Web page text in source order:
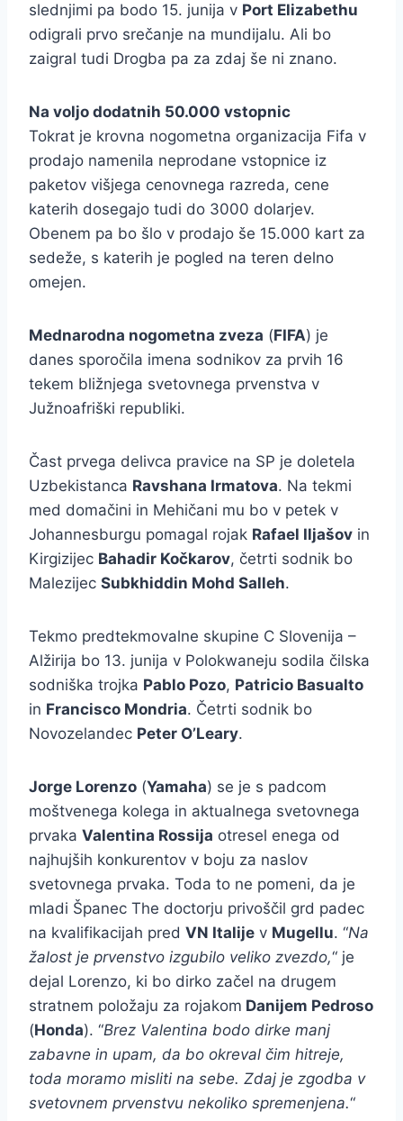
slednjimi pa bodo 15. junija v Port Elizabethu
odigrali prvo srečanje na mundijalu. Ali bo
zaigral tudi Drogba pa za zdaj še ni znano.
Na voljo dodatnih 50.000 vstopnic
Tokrat je krovna nogometna organizacija Fifa v
prodajo namenila neprodane vstopnice iz
paketov višjega cenovnega razreda, cene
katerih dosegajo tudi do 3000 dolarjev.
Obenem pa bo šlo v prodajo še 15.000 kart za
sedeže, s katerih je pogled na teren delno
omejen.
Mednarodna nogometna zveza (FIFA) je
danes sporočila imena sodnikov za prvih 16
tekem bližnjega svetovnega prvenstva v
Južnoafriški republiki.
Čast prvega delivca pravice na SP je doletela
Uzbekistanca Ravshana Irmatova. Na tekmi
med domačini in Mehičani mu bo v petek v
Johannesburgu pomagal rojak Rafael Iljašov in
Kirgizijec Bahadir Kočkarov, četrti sodnik bo
Malezijec Subkhiddin Mohd Salleh.
Tekmo predtekmovalne skupine C Slovenija –
Alžirija bo 13. junija v Polokwaneju sodila čilska
sodniška trojka Pablo Pozo, Patricio Basualto
in Francisco Mondria. Četrti sodnik bo
Novozelandec Peter O’Leary.
Jorge Lorenzo (Yamaha) se je s padcom
moštvenega kolega in aktualnega svetovnega
prvaka Valentina Rossija otresel enega od
najhujših konkurentov v boju za naslov
svetovnega prvaka. Toda to ne pomeni, da je
mladi Španec The doctorju privoščil grd padec
na kvalifikacijah pred VN Italije v Mugellu. “Na
žalost je prvenstvo izgubilo veliko zvezdo,“ je
dejal Lorenzo, ki bo dirko začel na drugem
stratnem položaju za rojakom Danijem Pedroso
(Honda). “Brez Valentina bodo dirke manj
zabavne in upam, da bo okreval čim hitreje,
toda moramo misliti na sebe. Zdaj je zgodba v
svetovnem prvenstvu nekoliko spremenjena.“